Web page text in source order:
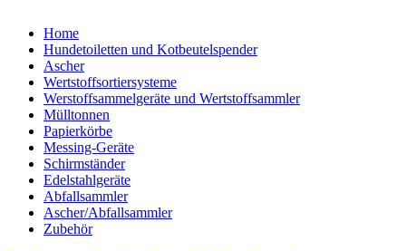
Home
Hundetoiletten und Kotbeutelspender
Ascher
Wertstoffsortiersysteme
Werstoffsammelgeräte und Wertstoffsammler
Mülltonnen
Papierkörbe
Messing-Geräte
Schirmständer
Edelstahlgeräte
Abfallsammler
Ascher/Abfallsammler
Zubehör